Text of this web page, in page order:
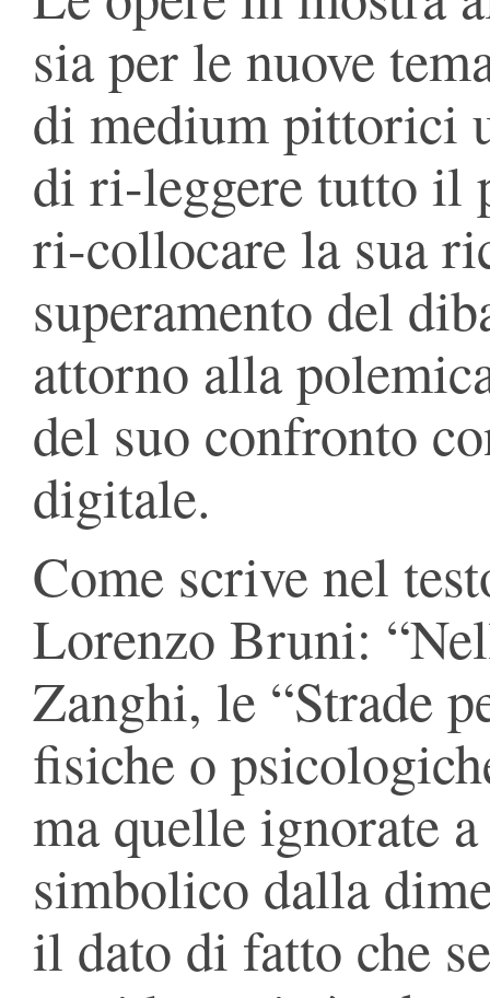
sia per le nuove
di medium pittorici
di ri-leggere tutto il
ri-collocare la sua
superamento del
attorno alla
del suo confronto
digitale.
Come scrive nel
Lorenzo Bruni:
Zanghi, le “Strade
fisiche o
ma quelle ignorate
simbolico dalla
il dato di fatto che